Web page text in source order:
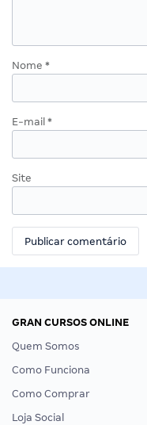
Nome *
E-mail *
Site
GRAN CURSOS ONLINE
Quem Somos
Como Funciona
Como Comprar
Loja Social